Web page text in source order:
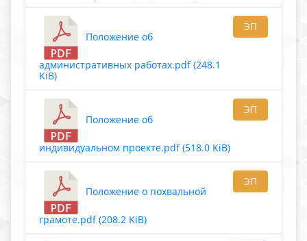
Положение об
административных работах.pdf (248.1
KiB)
ЭП
Положение об
индивидуальном проекте.pdf (518.0 KiB)
ЭП
Положение о похвальной
грамоте.pdf (208.2 KiB)
ЭП